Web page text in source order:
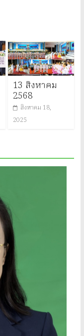
13 สิงหาคม
2568
สิงหาคม 18,
2025